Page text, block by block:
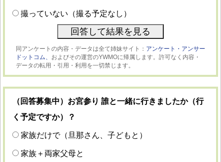
撮っていない（撮る予定なし）
同アンケートの内容・データは全て姉妹サイト： アンケート・アンサー
ドットコム、 およびその運営のYWMOに帰属します。許可なく内容・
データの転用・引用・利用を一切禁じます。
（回答募集中）お宮参り 誰と一緒に行きましたか（行
く予定ですか）？
家族だけで（旦那さん、子どもと）
家族＋両家父母と